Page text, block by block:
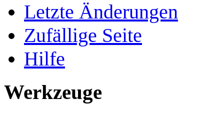
Letzte Änderungen
Zufällige Seite
Hilfe
Werkzeuge